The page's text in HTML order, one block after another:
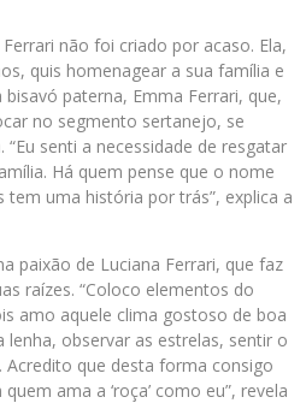
não foi criado por acaso. Ela,
quis homenagear a sua família e
paterna, Emma Ferrari, que,
no segmento sertanejo, se
senti a necessidade de resgatar
Há quem pense que o nome
uma história por trás”, explica a
paixão de Luciana Ferrari, que faz
raízes. “Coloco elementos do
amo aquele clima gostoso de boa
observar as estrelas, sentir o
que desta forma consigo
ama a ‘roça’ como eu”, revela